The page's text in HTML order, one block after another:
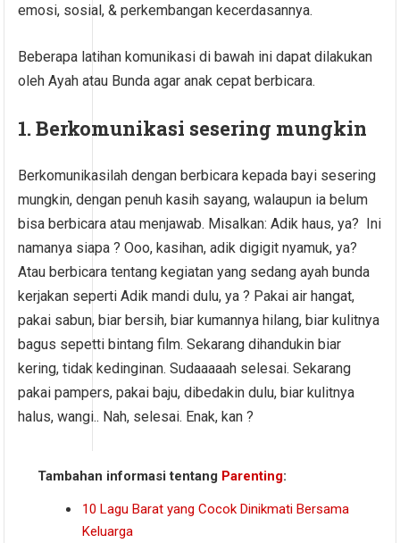
emosi, sosial, & perkembangan kecerdasannya.
Beberapa latihan komunikasi di bawah ini dapat dilakukan
oleh Ayah atau Bunda agar anak cepat berbicara.
1. Berkomunikasi sesering mungkin
Berkomunikasilah dengan berbicara kepada bayi sesering
mungkin, dengan penuh kasih sayang, walaupun ia belum
bisa berbicara atau menjawab. Misalkan: Adik haus, ya? Ini
namanya siapa ? Ooo, kasihan, adik digigit nyamuk, ya?
Atau berbicara tentang kegiatan yang sedang ayah bunda
kerjakan seperti Adik mandi dulu, ya ? Pakai air hangat,
pakai sabun, biar bersih, biar kumannya hilang, biar kulitnya
bagus sepetti bintang film. Sekarang dihandukin biar
kering, tidak kedinginan. Sudaaaaah selesai. Sekarang
pakai pampers, pakai baju, dibedakin dulu, biar kulitnya
halus, wangi.. Nah, selesai. Enak, kan ?
Tambahan informasi tentang Parenting:
10 Lagu Barat yang Cocok Dinikmati Bersama
Keluarga